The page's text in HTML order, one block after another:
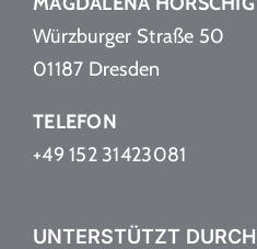
Würzburger Straße 50
01187 Dresden
TELEFON
+49 152 31423081
UNTERSTÜTZT DURCH